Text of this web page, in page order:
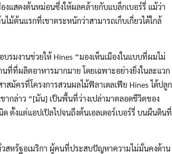
งแสดงต้นหม่อนซึ่งให้ผลคล้ายกับแบล็กเบอร์รี่ แม้ว่า
ม้ต้นแรกที่เขาตระหนักว่าสามารถเก็บเกี่ยวได้ใกล้
บรมงานช่วยให้ Hines “มองเห็นเมืองในแบบที่ผมไม่
ที่ที่ผลิตอาหารมากมาย โดยเฉพาะอย่างยิ่งในละแวก
สมัครที่โครงการสวนผลไม้ฟิลาเดลเฟีย Hines ได้ปลูก
ากล่าว “[มัน] เป็นพื้นที่ว่างเปล่ามาตลอดชีวิตของ
ตั้งแต่แอปเปิลไปจนถึงต้นเอลเดอร์เบอร์รี่ บนผืนดินที่
สหรัฐอเมริกา ผู้คนที่ประสบปัญหาความไม่มั่นคงด้าน